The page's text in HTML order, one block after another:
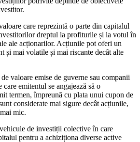
care reprezintă o parte din capitalul
dreptul la profiturile și la votul în
ale acționarilor. Acțiunile pot oferi un
și mai volatile și mai riscante decât alte
valoare emise de guverne sau companii
emitentul se angajează să o
termen, împreună cu plata unui cupon de
considerate mai sigure decât acțiunile,
mic.
de investiții colective în care
pentru a achiziționa diverse active